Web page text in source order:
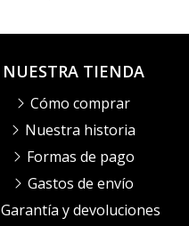
NUESTRA TIENDA
Cómo comprar
Nuestra historia
Formas de pago
Gastos de envío
Garantía y devoluciones